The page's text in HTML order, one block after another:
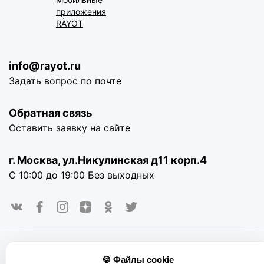
приложения
RÀYOT
info@rayot.ru
Задать вопрос по почте
Обратная связь
Оставить заявку на сайте
г. Москва, ул.Никулинская д11 корп.4
С 10:00 до 19:00 Без выходных
использует куки-файлы и другие технологии, чтобы помочь
🍪 Файлы cookie